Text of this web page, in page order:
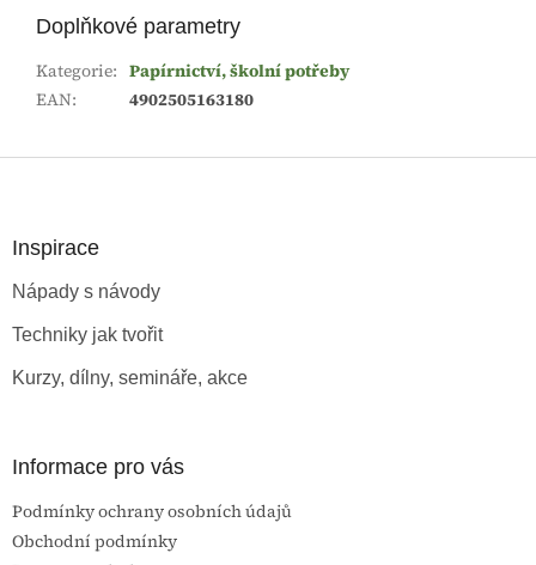
Doplňkové parametry
Kategorie: Papírnictví, školní potřeby
EAN: 4902505163180
Inspirace
Nápady s návody
Techniky jak tvořit
Kurzy, dílny, semináře, akce
Informace pro vás
Podmínky ochrany osobních údajů
Obchodní podmínky